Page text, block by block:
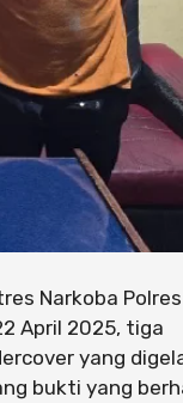
Narkoba Polres
April 2025, tiga
yang
bukti yang